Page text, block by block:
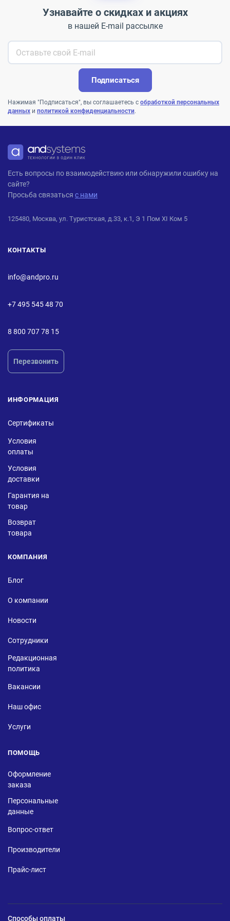
Узнавайте о скидках и акциях
в нашей E-mail рассылке
Подписаться
Нажимая "Подписаться", вы соглашаетесь с обработкой персональных
данных и политикой конфиденциальности.
ANDPRO
Есть вопросы по взаимодействию или обнаружили ошибку на
сайте?
Просьба связаться с нами
125480, Москва, ул. Туристская, д.33, к.1, Э 1 Пом XI Ком 5
КОНТАКТЫ
info@andpro.ru
+7 495 545 48 70
8 800 707 78 15
Перезвонить
ИНФОРМАЦИЯ
Сертификаты
Условия
оплаты
Условия
доставки
Гарантия на
товар
Возврат
товара
КОМПАНИЯ
Блог
О компании
Новости
Сотрудники
Редакционная
политика
Вакансии
Наш офис
Услуги
ПОМОЩЬ
Оформление
заказа
Персональные
данные
Вопрос-ответ
Производители
Прайс-лист
Способы оплаты